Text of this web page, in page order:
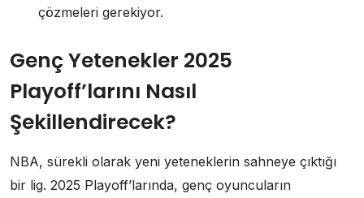
çözmeleri gerekiyor.
Genç Yetenekler 2025
Playoff’larını Nasıl
Şekillendirecek?
NBA, sürekli olarak yeni yeteneklerin sahneye çıktığı
bir lig. 2025 Playoff’larında, genç oyuncuların